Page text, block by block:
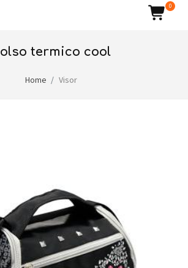
0
bolso termico cool
Home Visor